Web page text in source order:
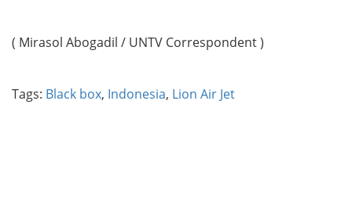
( Mirasol Abogadil / UNTV Correspondent )
Tags: Black box, Indonesia, Lion Air Jet